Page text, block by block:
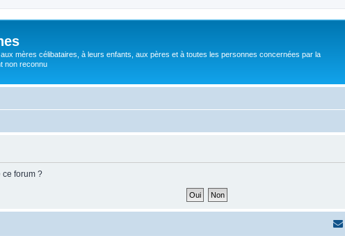
mères célibataires, à leurs enfants, aux pères et à toutes les personnes concernées par la
non reconnu
ce forum ?